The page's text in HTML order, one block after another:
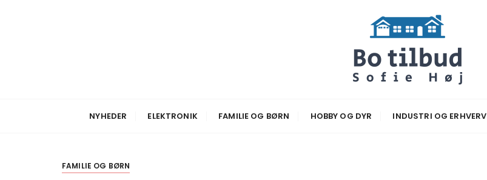
Botilbud Sofie Hoej
NYHEDER ELEKTRONIK FAMILIE OG BØRN HOBBY OG DYR INDUSTRI OG ERHVERV
FAMILIE OG BØRN